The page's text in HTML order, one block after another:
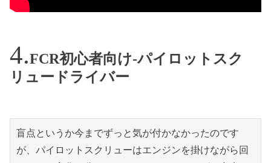
FCR初心者向け-パイロットスク
リュードライバー
盲点というか今までずっと気が付かなかったのです
が、パイロットスクリューはエンジンを掛けながら回